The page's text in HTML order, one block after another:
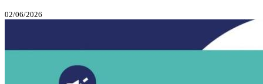
02/06/2026